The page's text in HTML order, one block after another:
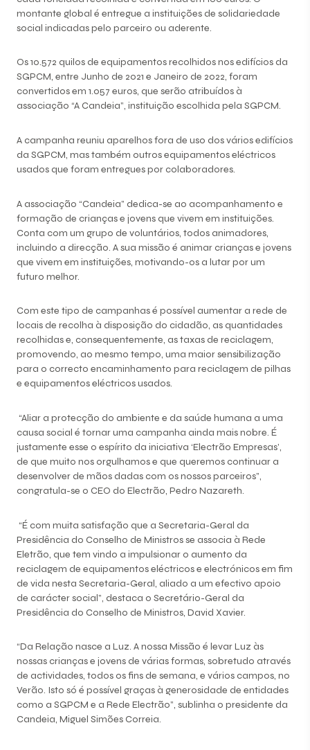
montante global é entregue a instituições de solidariedade
social indicadas pelo parceiro ou aderente.
Os 10.572 quilos de equipamentos recolhidos nos edifícios da
SGPCM, entre Junho de 2021 e Janeiro de 2022, foram
convertidos em 1.057 euros, que serão atribuídos à
associação “A Candeia”, instituição escolhida pela SGPCM.
A campanha reuniu aparelhos fora de uso dos vários edifícios
da SGPCM, mas também outros equipamentos eléctricos
usados que foram entregues por colaboradores.
A associação “Candeia” dedica-se ao acompanhamento e
formação de crianças e jovens que vivem em instituições.
Conta com um grupo de voluntários, todos animadores,
incluindo a direcção. A sua missão é animar crianças e jovens
que vivem em instituições, motivando-os a lutar por um
futuro melhor.
Com este tipo de campanhas é possível aumentar a rede de
locais de recolha à disposição do cidadão, as quantidades
recolhidas e, consequentemente, as taxas de reciclagem,
promovendo, ao mesmo tempo, uma maior sensibilização
para o correcto encaminhamento para reciclagem de pilhas
e equipamentos eléctricos usados.
“Aliar a protecção do ambiente e da saúde humana a uma
causa social é tornar uma campanha ainda mais nobre. É
justamente esse o espírito da iniciativa ‘Electrão Empresas’,
de que muito nos orgulhamos e que queremos continuar a
desenvolver de mãos dadas com os nossos parceiros”,
congratula-se o CEO do Electrão, Pedro Nazareth.
“É com muita satisfação que a Secretaria-Geral da
Presidência do Conselho de Ministros se associa à Rede
Eletrão, que tem vindo a impulsionar o aumento da
reciclagem de equipamentos eléctricos e electrónicos em fim
de vida nesta Secretaria-Geral, aliado a um efectivo apoio
de carácter social”, destaca o Secretário-Geral da
Presidência do Conselho de Ministros, David Xavier.
“Da Relação nasce a Luz. A nossa Missão é levar Luz às
nossas crianças e jovens de várias formas, sobretudo através
de actividades, todos os fins de semana, e vários campos, no
Verão. Isto só é possível graças à generosidade de entidades
como a SGPCM e a Rede Electrão”, sublinha o presidente da
Candeia, Miguel Simões Correia.